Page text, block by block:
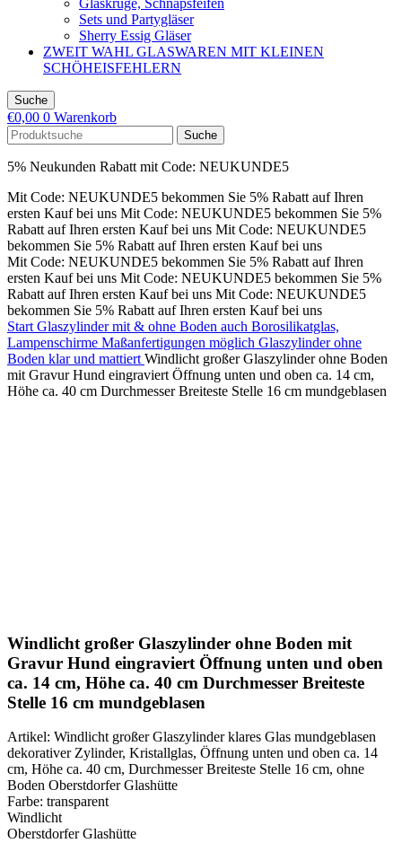
Glaskrüge, Schnapsfeifen
Sets und Partygläser
Sherry Essig Gläser
ZWEIT WAHL GLASWAREN MIT KLEINEN
SCHÖHEISFEHLERN
Suche
€0,00 0 Warenkorb
Suche
5% Neukunden Rabatt mit Code: NEUKUNDE5
Mit Code: NEUKUNDE5 bekommen Sie 5% Rabatt auf Ihren
ersten Kauf bei uns Mit Code: NEUKUNDE5 bekommen Sie 5%
Rabatt auf Ihren ersten Kauf bei uns Mit Code: NEUKUNDE5
bekommen Sie 5% Rabatt auf Ihren ersten Kauf bei uns
Mit Code: NEUKUNDE5 bekommen Sie 5% Rabatt auf Ihren
ersten Kauf bei uns Mit Code: NEUKUNDE5 bekommen Sie 5%
Rabatt auf Ihren ersten Kauf bei uns Mit Code: NEUKUNDE5
bekommen Sie 5% Rabatt auf Ihren ersten Kauf bei uns
Start Glaszylinder mit & ohne Boden auch Borosilikatglas,
Lampenschirme Maßanfertigungen möglich Glaszylinder ohne
Boden klar und mattiert Windlicht großer Glaszylinder ohne Boden
mit Gravur Hund eingraviert Öffnung unten und oben ca. 14 cm,
Höhe ca. 40 cm Durchmesser Breiteste Stelle 16 cm mundgeblasen
Windlicht großer Glaszylinder ohne Boden mit
Gravur Hund eingraviert Öffnung unten und oben
ca. 14 cm, Höhe ca. 40 cm Durchmesser Breiteste
Stelle 16 cm mundgeblasen
Artikel: Windlicht großer Glaszylinder klares Glas mundgeblasen
dekorativer Zylinder, Kristallglas, Öffnung unten und oben ca. 14
cm, Höhe ca. 40 cm, Durchmesser Breiteste Stelle 16 cm, ohne
Boden Oberstdorfer Glashütte
Farbe: transparent
Windlicht
Oberstdorfer Glashütte